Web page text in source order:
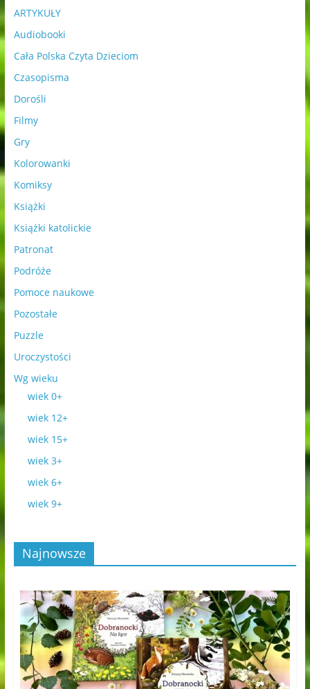
ARTYKUŁY
Audiobooki
Cała Polska Czyta Dzieciom
Czasopisma
Dorośli
Filmy
Gry
Kolorowanki
Komiksy
Książki
Książki katolickie
Patronat
Podróże
Pomoce naukowe
Pozostałe
Puzzle
Uroczystości
Wg wieku
wiek 0+
wiek 12+
wiek 15+
wiek 3+
wiek 6+
wiek 9+
Najnowsze